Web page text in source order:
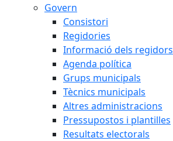
Govern
Consistori
Regidories
Informació dels regidors
Agenda política
Grups municipals
Tècnics municipals
Altres administracions
Pressupostos i plantilles
Resultats electorals